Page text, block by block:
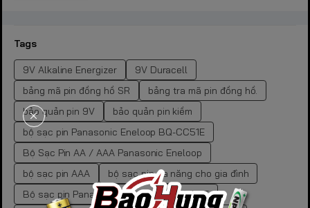
Tags
9V Alkaline Energizer
9V Duracell
bảng mã pin đồng hồ SR
bảng tra mã pin đồng hồ.
bảo quản pin 9V
bảo quản pin kiềm
bộ sạc pin Panasonic Eneloop BQ-CC51E
Bộ Sạc Pin AA / AAA Panasonic Eneloop
bộ sạc pin AAA
bộ sạc pin đa năng cho gia đình
Bộ sạc pin Panasonic Eneloop BQ-CC55E